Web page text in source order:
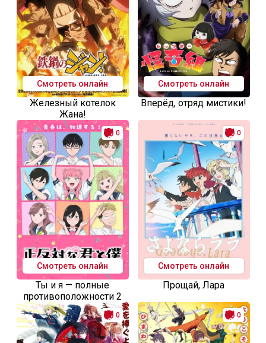
Смотреть онлайн
Железный котелок
Жана!
Смотреть онлайн
Вперёд, отряд мистики!
0
Смотреть онлайн
Ты и я — полные
противоположности 2
0
Смотреть онлайн
Прощай, Лара
0 0